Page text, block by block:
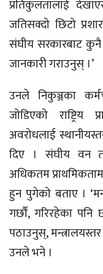
प्रतिकुलतालाई
जतिसक्दो छिटो
संघीय सरकारबाट कुनै
जानकारी गराउनुस् ।’
उनले निकुञ्जका
जोडिएको राष्ट्रिय
अवरोधलाई
दिए । संघीय वन
अधिकतम
हुन पुगेको बताए ।
गर्छौं, गरिरहेका
पठाउनुस्, मन्त्रालयस्तर
उनले भने ।